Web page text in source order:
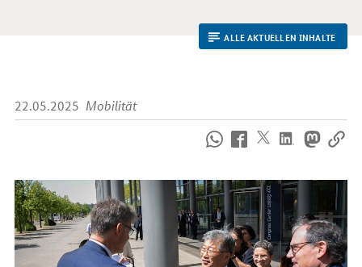
ALLE AKTUELLEN INHALTE
22.05.2025 Mobilität
uns
im
Internet